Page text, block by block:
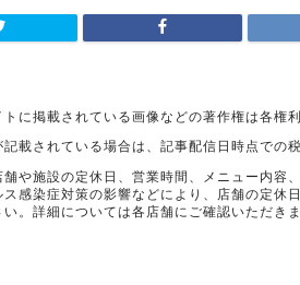
トに掲載されている画像などの著作権は各権
記載されている場合は、記事配信日時点での
舗や施設の定休日、営業時間、メニュー内容
ス感染症対策の影響などにより、店舗の定休
い。詳細については各店舗にご確認いただき